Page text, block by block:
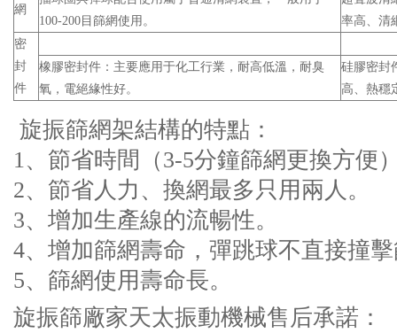
網
100-200目篩網使用。
率高、清
密
封
件
橡膠密封件：主要應用于化工行業，耐高低溫，耐臭
氧，電絕緣性好。
硅膠密封
高、熱穩
旋振篩網架結構的特點：
1、節省時間（3-5分鐘篩網更換方便
2、節省人力、換網最多只用兩人。
3、增加生產線的流暢性。
4、增加篩網壽命，彈跳球不直接撞
5、篩網使用壽命長。
旋振篩廠家天太振動機械售后承諾：